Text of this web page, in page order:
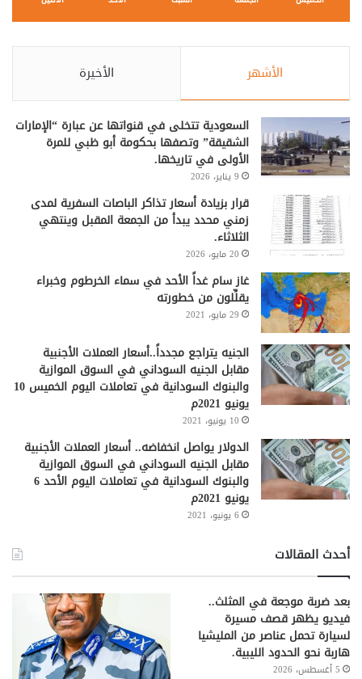
الأشهر الأخيرة
السعودية تتخلى في قنواتها عن عبارة “الإمارات
الشقيقة” وتصفها بحكومة أبو ظبي للمرة
الأولى في تاريخها.
9 يناير، 2026
قرار بزيادة أسعار تذاكر الباصات السفرية لمدى
زمني محدد يبدأ من الجمعة المقبل وينتهي
الثلاثاء.
20 مايو، 2026
غاز سام غداً الأحد في سماء الخرطوم وخبراء
يقلِّلون من خطورته
29 مايو، 2021
الجنيه يتراجع مجدداً..أسعار العملات الأجنبية
مقابل الجنيه السوداني في السوق الموازية
والبنوك السودانية في تعاملات اليوم الخميس 10
يونيو 2021م
10 يونيو، 2021
الدولار يواصل انخفاضه.. أسعار العملات الأجنبية
مقابل الجنيه السوداني في السوق الموازية
والبنوك السودانية في تعاملات اليوم الأحد 6
يونيو 2021م
6 يونيو، 2021
أحدث المقالات
بعد ضربة موجعة في المثلث..
فيديو يظهر قصف مسيرة
لسيارة تحمل عناصر من المليشيا
هاربة نحو الحدود الليبية.
5 أغسطس، 2026